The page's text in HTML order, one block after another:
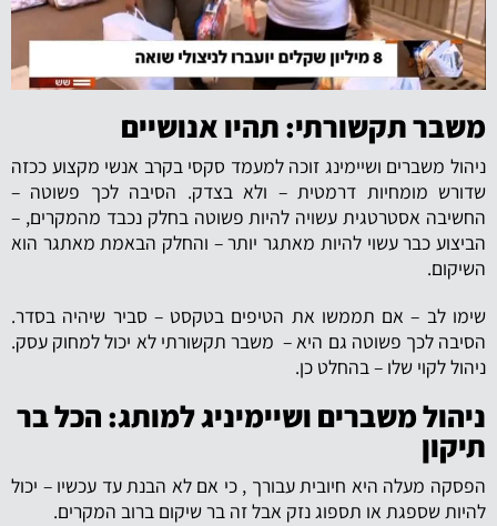
משבר תקשורתי: תהיו אנושיים
ניהול משברים ושיימינג זוכה למעמד סקסי בקרב אנשי מקצוע ככזה
שדורש מומחיות דרמטית – ולא בצדק. הסיבה לכך פשוטה –
החשיבה אסטרטגית עשויה להיות פשוטה בחלק נכבד מהמקרים, –
הביצוע כבר עשוי להיות מאתגר יותר – והחלק הבאמת מאתגר הוא
השיקום.
שימו לב – אם תממשו את הטיפים בטקסט – סביר שיהיה בסדר.
הסיבה לכך פשוטה גם היא – משבר תקשורתי לא יכול למחוק עסק.
ניהול לקוי שלו – בהחלט כן.
ניהול משברים ושיימיניג למותג: הכל בר
תיקון
הפסקה מעלה היא חיובית עבורך , כי אם לא הבנת עד עכשיו – יכול
להיות שספגת או תספוג נזק אבל זה בר שיקום ברוב המקרים.